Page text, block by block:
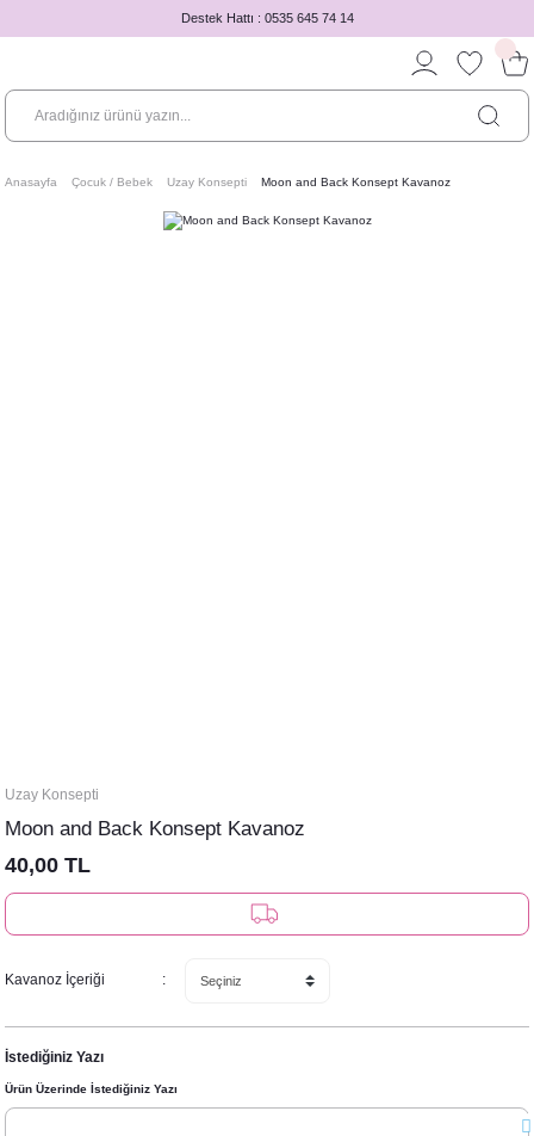
Destek Hattı : 0535 645 74 14
Anasayfa Çocuk / Bebek Uzay Konsepti Moon and Back Konsept Kavanoz
Uzay Konsepti
Moon and Back Konsept Kavanoz
40,00 TL
Kavanoz İçeriği
İstediğiniz Yazı
Ürün Üzerinde İstediğiniz Yazı